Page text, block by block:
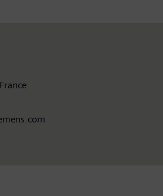
déjà plus de 150 ans, l’entreprise
dans le secteur de l’énergie.